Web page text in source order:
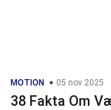
MOTION 05 nov 2025
38 Fakta Om